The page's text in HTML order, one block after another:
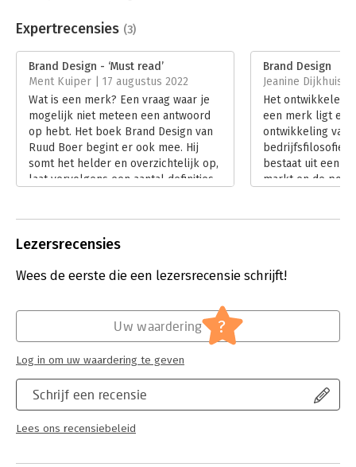
applicable.
Uitgever:
Pearson Education NL
Verschijningsdatum:
Hoofdrubriek: Marketing
Expertrecensies (3)
Brand Design - ‘Must read’
Ment Kuiper | 17 augustus 2022
Wat is een merk? Een vraag waar je
mogelijk niet meteen een antwoord
op hebt. Het boek Brand Design van
Ruud Boer begint er ook mee. Hij
somt het helder en overzichtelijk op,
laat vervolgens een aantal definities
met de ontwikkelingen in het
Lees verder
Brand Design
Jeanine Dijkhuis |
Het ontwikkelen
een merk ligt erg
ontwikkeling van
bedrijfsfilosofie.
bestaat uit een
markt en de
Lezersrecensies
Wees de eerste die een lezersrecensie schrijft!
Schrijf een recensie
Lees ons recensiebeleid
Uw waardering ?
Log in om uw waardering te geven